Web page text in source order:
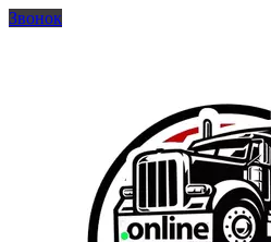
Звонок